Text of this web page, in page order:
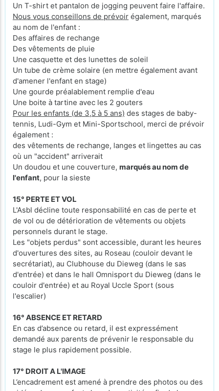
Un T-shirt et pantalon de jogging peuvent faire l'affaire.
Nous vous conseillons de prévoir également, marqués
au nom de l'enfant :
Des affaires de rechange
Des vêtements de pluie
Une casquette et des lunettes de soleil
Un tube de crème solaire (en mettre également avant
d'amener l'enfant en stage)
Une gourde préalablement remplie d'eau
Une boite à tartine avec les 2 gouters
Pour les enfants (de 3,5 à 5 ans) des stages de baby-
tennis, Ludi-Gym et Mini-Sportschool, merci de prévoir
également :
des vêtements de rechange, langes et lingettes au cas
où un "accident" arriverait
Un doudou et une couverture, marqués au nom de
l'enfant, pour la sieste
15° PERTE ET VOL
L'Asbl décline toute responsabilité en cas de perte et
de vol ou de détérioration de vêtements ou objets
personnels durant le stage.
Les "objets perdus" sont accessible, durant les heures
d'ouvertures des sites, au Roseau (couloir devant le
secrétariat), au Clubhouse du Dieweg (dans le sas
d'entrée) et dans le hall Omnisport du Dieweg (dans le
couloir d'entrée) et au Royal Uccle Sport (sous
l'escalier)
16° ABSENCE ET RETARD
En cas d’absence ou retard, il est expressément
demandé aux parents de prévenir le responsable du
stage le plus rapidement possible.
17° DROIT A L'IMAGE
L’encadrement est amené à prendre des photos ou des